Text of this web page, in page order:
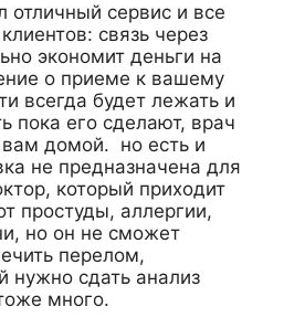
отличный сервис и все
связь через
экономит деньги на
о приеме к вашему
всегда будет лежать и
пока его сделают, врач
вам домой. но есть и
не предназначена для
который приходит
простуды, аллергии,
но он не сможет
перелом,
нужно сдать анализ
много.